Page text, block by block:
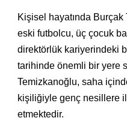
Kişisel hayatında
eski futbolcu, üç çocuk
direktörlük kariyerindeki
tarihinde önemli bir yere
Temizkanoğlu, saha
kişiliğiyle genç nesillere
etmektedir.